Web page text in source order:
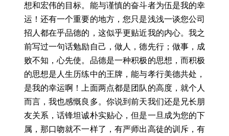
想和宏伟的目标。能与谨慎的奋斗者为伍是我的幸
运！还有一个重要的地方，您只是浅浅一谈您公司
招人都在乎品德的，这似乎更贴近我的内心。我之
前写过一句话勉励自己，做人，德先行；做事，成
败不知，心先使。品德是一种积极的思想，而积极
的思想是人生历练中的王牌，能与孝行美德共处，
是我的幸运啊！上面两点都是团队的高度，就个人
而言，我也感慨良多。你说到前天我们还是兄长朋
友关系，话锋坦诚朴实贴心，但是一旦成为您的下
属，那口吻就不一样了，有严师出高徒的训斥，有